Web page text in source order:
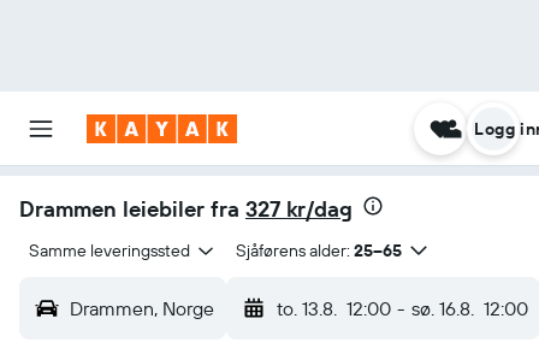
Logg
Drammen leiebiler fra 327 kr/dag
Samme leveringssted Sjåførens alder: 25–65
Drammen, Norge to. 13.8. 12:00 - sø. 16.8. 12:00